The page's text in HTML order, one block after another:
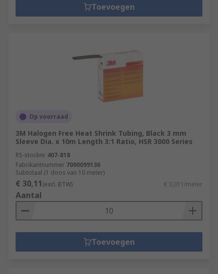
Toevoegen
Op voorraad
3M Halogen Free Heat Shrink Tubing, Black 3 mm
Sleeve Dia. x 10m Length 3:1 Ratio, HSR 3000 Series
RS-stocknr. 407-818
Fabrikantnummer 7000099136
Subtotaal (1 doos van 10 meter)
€ 30,11(excl. BTW) € 3,011/meter
Aantal
Toevoegen